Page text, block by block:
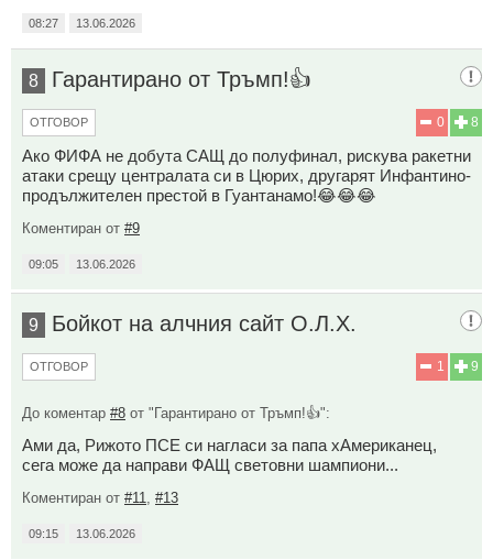
08:27 13.06.2026
8 Гарантирано от Тръмп!👍
8
0
ОТГОВОР
Ако ФИФА не добута САЩ до полуфинал, рискува ракетни
атаки срещу централата си в Цюрих, другарят Инфантино-
продължителен престой в Гуантанамо!😂😂😂
Коментиран от #9
09:05 13.06.2026
9 Бойкот на алчния сайт О.Л.Х.
9
1
ОТГОВОР
До коментар #8 от "Гарантирано от Тръмп!👍":
Ами да, Рижото ПСЕ си нагласи за папа хАмериканец,
сега може да направи ФАЩ световни шампиони...
Коментиран от #11 #13
09:15 13.06.2026